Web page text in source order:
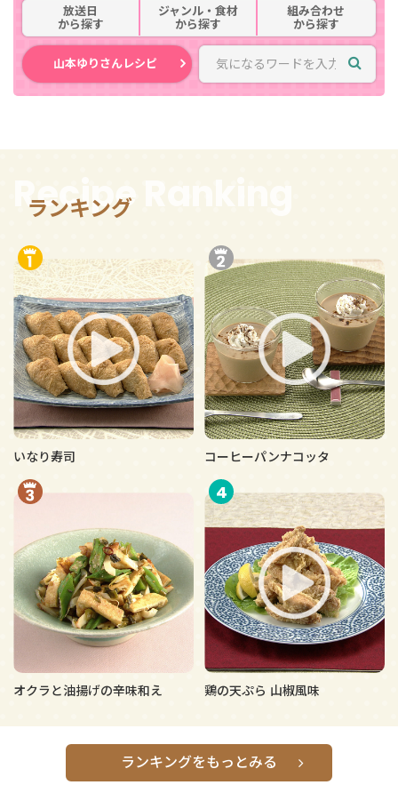
放送日
から探す
ジャンル・食材
から探す
組み合わせ
から探す
山本ゆりさんレシピ
ランキング
Recipe Ranking
いなり寿司 コーヒーパンナコッタ
オクラと油揚げの辛味和え
4
鶏の天ぷら 山椒風味
ランキングをもっとみる